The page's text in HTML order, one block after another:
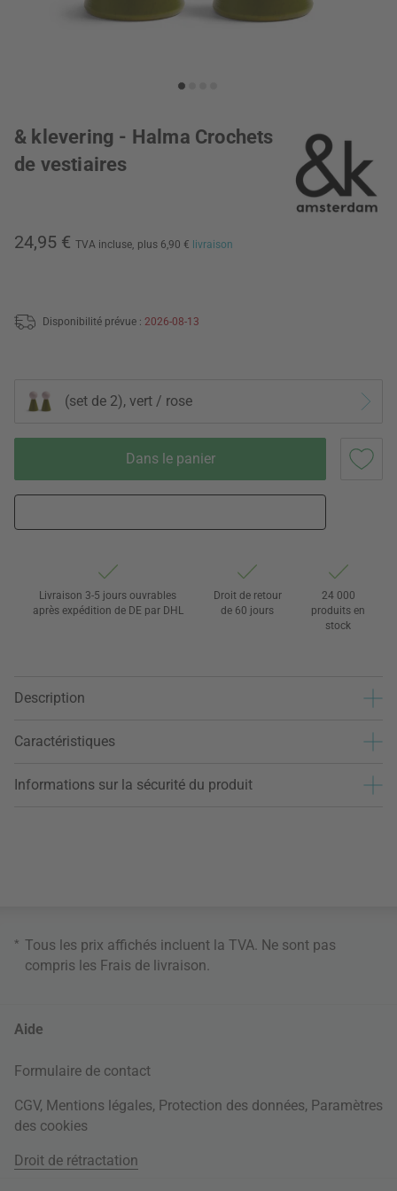
& klevering - Halma Crochets
de vestiaires
24,95 € TVA incluse, plus 6,90 € livraison
Disponibilité prévue : 2026-08-13
(set de 2), vert / rose
Dans le panier
Livraison 3-5 jours ouvrables
après expédition de DE par DHL
Droit de retour
de 60 jours
24 000
produits en
stock
Description
Caractéristiques
Informations sur la sécurité du produit
* Tous les prix affichés incluent la TVA. Ne sont pas
compris les Frais de livraison.
Aide
Formulaire de contact
CGV, Mentions légales, Protection des données, Paramètres
des cookies
Droit de rétractation